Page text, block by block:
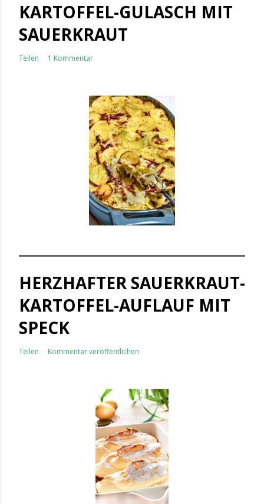
KARTOFFEL-GULASCH MIT
SAUERKRAUT
Teilen 1 Kommentar
HERZHAFTER SAUERKRAUT-
KARTOFFEL-AUFLAUF MIT
SPECK
Teilen Kommentar veröffentlichen